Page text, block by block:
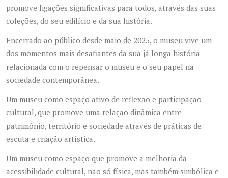
promove ligações significativas para todos, através das suas
coleções, do seu edifício e da sua história.
Encerrado ao público desde maio de 2025, o museu vive um
dos momentos mais desafiantes da sua já longa história
relacionada com o repensar o museu e o seu papel na
sociedade contemporânea.
Um museu como espaço ativo de reflexão e participação
cultural, que promove uma relação dinâmica entre
património, território e sociedade através de práticas de
escuta e criação artística.
Um museu como espaço que promove a melhoria da
acessibilidade cultural, não só física, mas também simbólica e